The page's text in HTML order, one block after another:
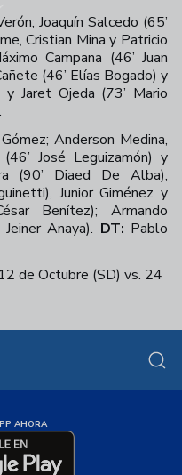
Joaquín Salcedo (65’
Cristian Mina y Patricio
Campana (46’ Juan
(46’ Elías Bogado) y
y Jaret Ojeda (73’ Mario
Anderson Medina,
José Leguizamón) y
(90’ Diaed De Alba),
Junior Giménez y
Benítez); Armando
Anaya). DT: Pablo
de Octubre (SD) vs. 24
AHORA